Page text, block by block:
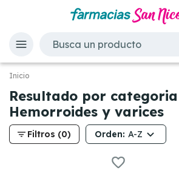
Inicio
Resultado por categoria
Hemorroides y varices
filter_list Filtros (0) Orden: A-Z